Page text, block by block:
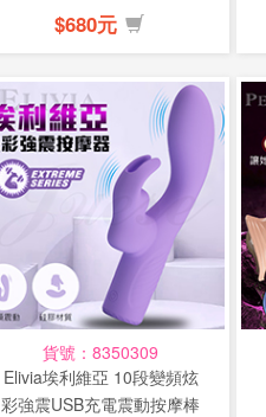
震...
$680元
貨號：8350309
Elivia埃利維亞 10段變頻炫
彩強震USB充電震動按摩棒